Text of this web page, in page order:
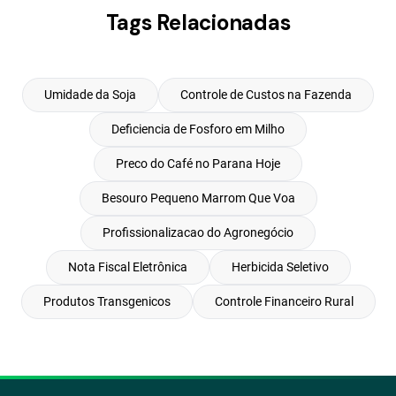
Tags Relacionadas
Umidade da Soja Controle de Custos na Fazenda
Deficiencia de Fosforo em Milho
Preco do Café no Parana Hoje
Besouro Pequeno Marrom Que Voa
Profissionalizacao do Agronegócio
Nota Fiscal Eletrônica Herbicida Seletivo
Produtos Transgenicos Controle Financeiro Rural